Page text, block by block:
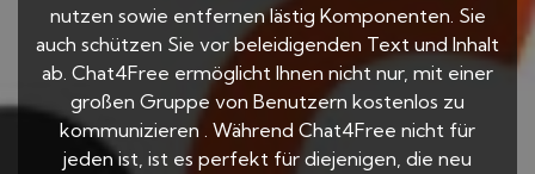
nutzen sowie entfernen lästig Komponenten. Sie
auch schützen Sie vor beleidigenden Text und Inhalt
ab. Chat4Free ermöglicht Ihnen nicht nur, mit einer
großen Gruppe von Benutzern kostenlos zu
kommunizieren . Während Chat4Free nicht für
jeden ist, ist es perfekt für diejenigen, die neu